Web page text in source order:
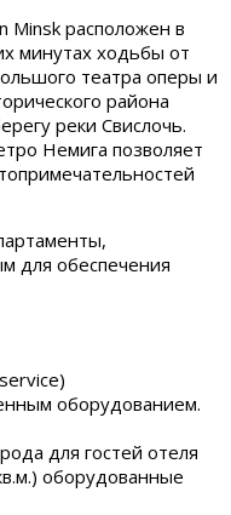
Minsk расположен в
минутах ходьбы от
театра оперы и
района
реки Свислочь.
Немига позволяет
для обеспечения
оборудованием.
для гостей отеля
оборудованные